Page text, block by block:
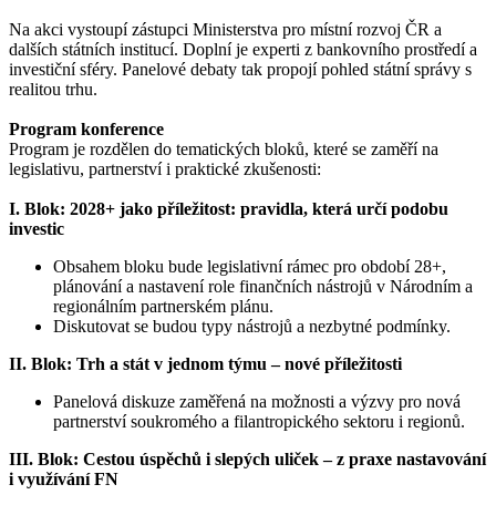
Na akci vystoupí zástupci Ministerstva pro místní rozvoj ČR a
dalších státních institucí. Doplní je experti z bankovního prostředí a
investiční sféry. Panelové debaty tak propojí pohled státní správy s
realitou trhu.
Program konference
Program je rozdělen do tematických bloků, které se zaměří na
legislativu, partnerství i praktické zkušenosti:
I. Blok: 2028+ jako příležitost: pravidla, která určí podobu
investic
Obsahem bloku bude legislativní rámec pro období 28+,
plánování a nastavení role finančních nástrojů v Národním a
regionálním partnerském plánu.
Diskutovat se budou typy nástrojů a nezbytné podmínky.
II. Blok: Trh a stát v jednom týmu – nové příležitosti
Panelová diskuze zaměřená na možnosti a výzvy pro nová
partnerství soukromého a filantropického sektoru i regionů.
III. Blok: Cestou úspěchů i slepých uliček – z praxe nastavování
i využívání FN